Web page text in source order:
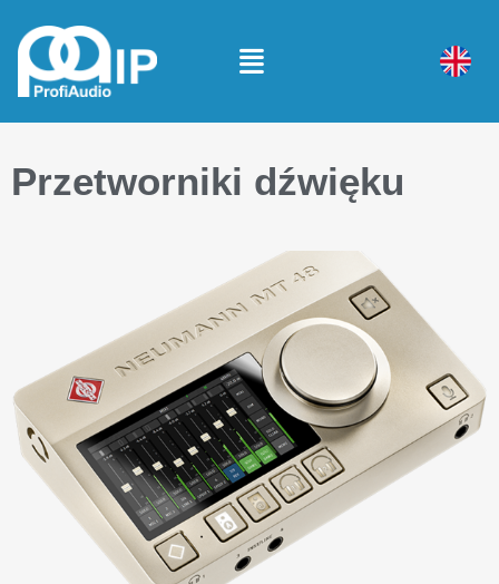
Przetworniki dźwięku